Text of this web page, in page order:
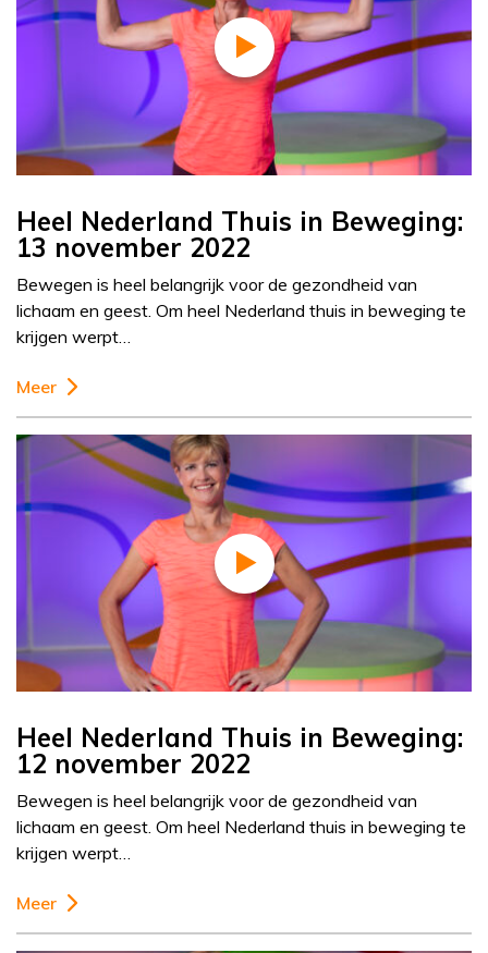
Heel Nederland Thuis in Beweging:
13 november 2022
Bewegen is heel belangrijk voor de gezondheid van
lichaam en geest. Om heel Nederland thuis in beweging te
krijgen werpt…
Meer
Heel Nederland Thuis in Beweging:
12 november 2022
Bewegen is heel belangrijk voor de gezondheid van
lichaam en geest. Om heel Nederland thuis in beweging te
krijgen werpt…
Meer